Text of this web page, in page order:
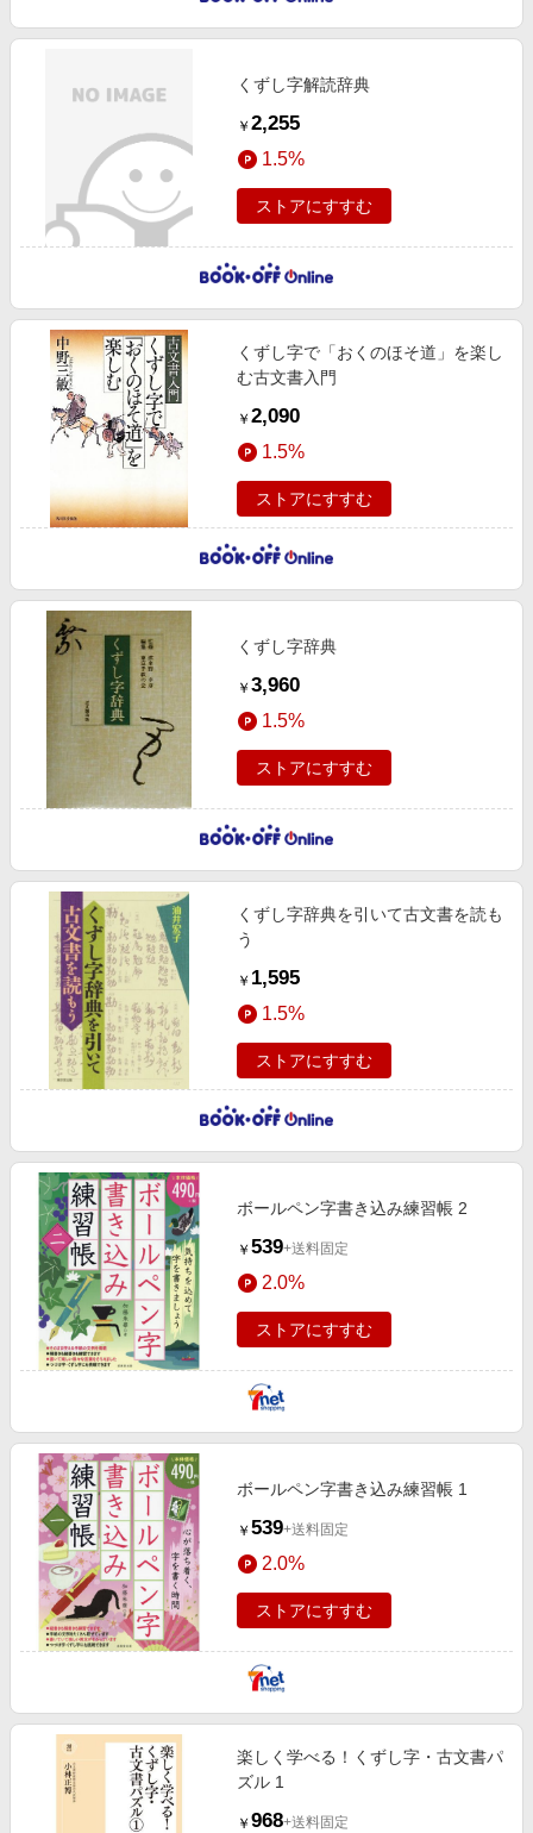
くずし字解読辞典
￥ 2,255
1.5%
ストアにすすむ
くずし字で「おくのほそ道」を楽し
む古文書入門
￥ 2,090
1.5%
ストアにすすむ
くずし字辞典
￥ 3,960
1.5%
ストアにすすむ
くずし字辞典を引いて古文書を読も
う
￥ 1,595
1.5%
ストアにすすむ
ボールペン字書き込み練習帳 2
￥ 539+送料固定
2.0%
ストアにすすむ
ボールペン字書き込み練習帳 1
￥ 539+送料固定
2.0%
ストアにすすむ
楽しく学べる！くずし字・古文書パ
ズル 1
￥ 968+送料固定